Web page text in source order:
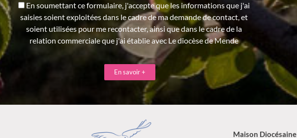
En soumettant ce formulaire, j'accepte que les informations que j'ai
saisies soient exploitées dans le cadre de ma demande de contact, et
soient utilisées pour me recontacter, ainsi que dans le cadre de la
relation commerciale que j'ai établie avec Le diocèse de Mende
En savoir +
Maison Diocésaine